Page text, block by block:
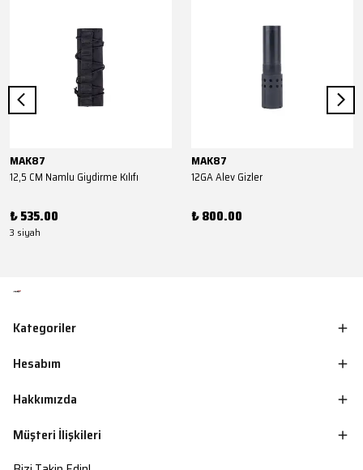
MAK87
12,5 CM Namlu Giydirme Kılıfı
₺ 535.00
3 siyah
MAK87
12GA Alev Gizler
₺ 800.00
Kategoriler
Hesabım
Hakkımızda
Müşteri İlişkileri